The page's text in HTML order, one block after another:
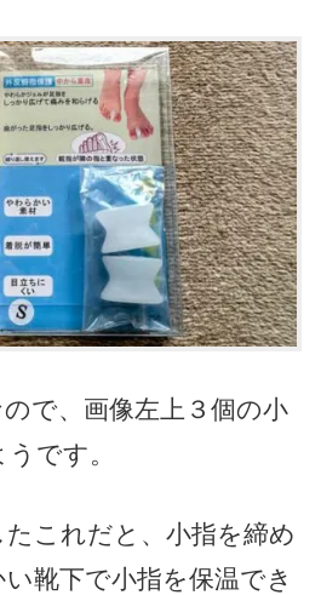
で、画像左上３個の小
です。
これだと、小指を締め
靴下で小指を保温でき